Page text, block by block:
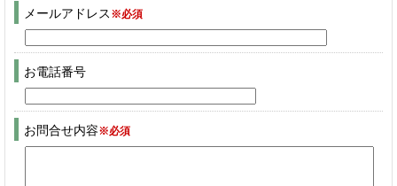
メールアドレス ※必須
お電話番号
お問合せ内容※必須